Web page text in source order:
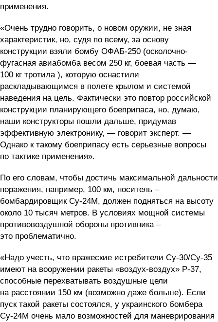
применения.
«Очень трудно говорить, о новом оружии, не зная
характеристик, но, судя по всему, за основу
конструкции взяли бомбу ОФАБ-250 (осколочно-
фугасная авиабомба весом 250 кг, боевая часть —
100 кг тротила ), которую оснастили
раскладывающимся в полете крылом и системой
наведения на цель. Фактически это повтор российской
конструкции планирующего боеприпаса, но, думаю,
наши конструкторы пошли дальше, придумав
эффективную электронику, — говорит эксперт. —
Однако к такому боеприпасу есть серьезные вопросы
по тактике применения».
По его словам, чтобы достичь максимальной дальности
поражения, например, 100 км, носитель –
бомбардировщик Су-24М, должен подняться на высоту
около 10 тысяч метров. В условиях мощной системы
противовоздушной обороны противника –
это проблематично.
«Надо учесть, что вражеские истребители Су-30/Су-35
имеют на вооружении ракеты «воздух-воздух» Р-37,
способные перехватывать воздушные цели
на расстоянии 150 км (возможно даже больше). Если
пуск такой ракеты состоялся, у украинского бомбера
Су-24М очень мало возможностей для маневрирования